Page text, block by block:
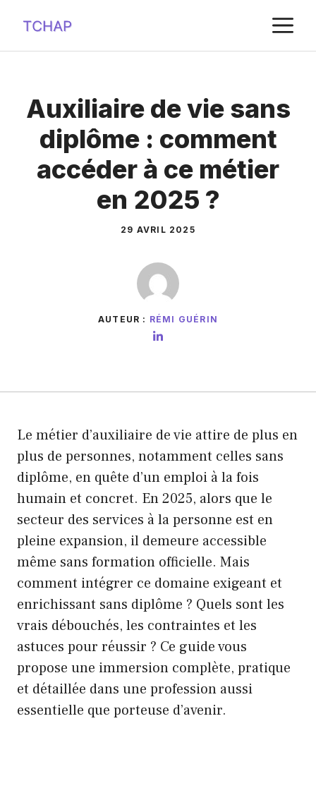
contenu
Auxiliaire de vie sans
diplôme : comment
accéder à ce métier
en 2025 ?
29 AVRIL 2025
AUTEUR : RÉMI GUÉRIN
Le métier d’auxiliaire de vie attire de plus en
plus de personnes, notamment celles sans
diplôme, en quête d’un emploi à la fois
humain et concret. En 2025, alors que le
secteur des services à la personne est en
pleine expansion, il demeure accessible
même sans formation officielle. Mais
comment intégrer ce domaine exigeant et
enrichissant sans diplôme ? Quels sont les
vrais débouchés, les contraintes et les
astuces pour réussir ? Ce guide vous
propose une immersion complète, pratique
et détaillée dans une profession aussi
essentielle que porteuse d’avenir.